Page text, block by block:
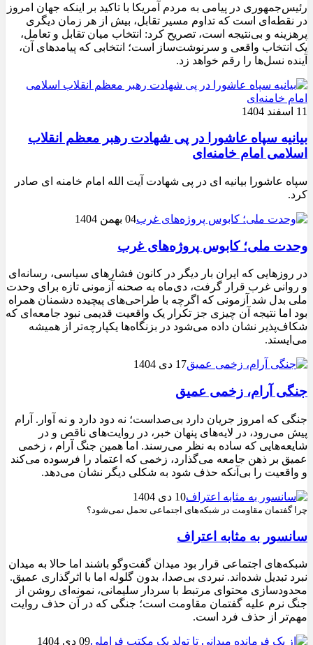
رئیس‌جمهوری در پیامی به مردم آمریکا با تاکید بر اینکه جهان امروز
در نقطه‌ای است که تداوم مسیر تقابل، بیش از هر زمان دیگری
پرهزینه و بی‌نتیجه است، تصریح کرد: انتخاب میان تقابل و تعامل،
یک انتخاب واقعی و سرنوشت‌ساز است؛ انتخابی که پیامدهای آن،
آینده نسل‌ها را رقم خواهد زد.
11 اسفند 1404
بیانیه سپاه عاشورا در پی شهادت رهبر معظم انقلاب
اسلامی امام خامنه‌ای
سپاه عاشورا بیانیه ای در پی شهادت آیت الله امام خامنه ای صادر
کرد.
04 بهمن 1404
وحدت ملی؛ کابوس پروژه‌های غرب
در روزهایی که ایران بار دیگر در کانون فشارهای سیاسی، رسانه‌ای
و روانی غرب قرار گرفت، دی‌ماه به صحنه آزمونی تازه برای وحدت
ملی بدل شد آزمونی که اگرچه با طراحی‌های پیچیده دشمنان همراه
بود اما نتیجه آن چیزی جز تکرار یک واقعیت قدیمی نبود جامعه‌ای که
شکاف‌پذیر نشان داده می‌شود در بزنگاه‌ها یکپارچه‌تر از همیشه
می‌ایستد.
17 دی 1404
جنگی آرام، زخمی عمیق
جنگی که امروز جریان دارد بی‌صداست؛ نه دود دارد و نه آوار. آرام
پیش می‌رود، در لایه‌های پنهان خبر، در روایت‌های ناقص و در
شایعه‌هایی که ساده به نظر می‌رسند. اما همین جنگ آرام ، زخمی
عمیق بر ذهن جامعه می‌گذارد، زخمی که اعتماد را فرسوده می‌کند
و واقعیت را بی‌آنکه حذف شود به شکلی دیگر نشان می‌دهد.
10 دی 1404
چرا گفتمان مقاومت در شبکه‌های اجتماعی تحمل نمی‌شود؟
سانسور به مثابه اعتراف
شبکه‌های اجتماعی قرار بود میدان گفت‌وگو باشند اما حالا به میدان
نبرد تبدیل شده‌اند. نبردی بی‌صدا، بدون گلوله اما با اثرگذاری عمیق.
محدودسازی محتوای مرتبط با سردار سلیمانی، نمونه‌ای روشن از
جنگ نرم علیه گفتمان مقاومت است؛ جنگی که در آن حذف روایت
مهم‌تر از حذف فرد است.
09 دی 1404